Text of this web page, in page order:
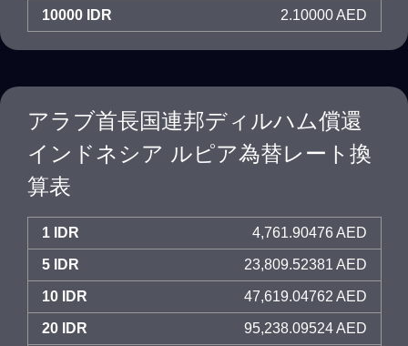
10000 IDR 2.10000 AED
アラブ首長国連邦ディルハム償還
インドネシア ルピア為替レート換
算表
1 IDR 4,761.90476 AED
5 IDR 23,809.52381 AED
10 IDR 47,619.04762 AED
20 IDR 95,238.09524 AED